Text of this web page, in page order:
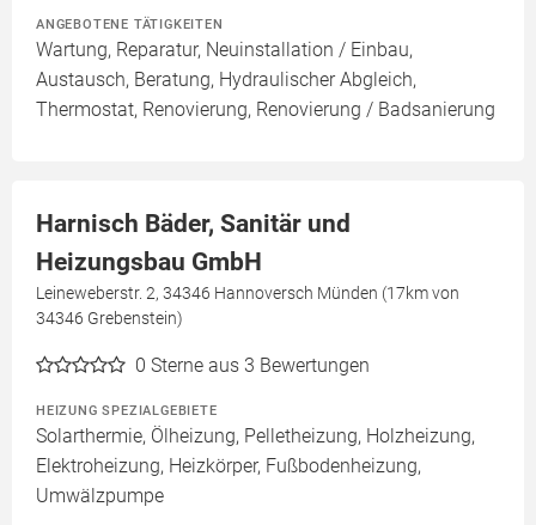
ANGEBOTENE TÄTIGKEITEN
Wartung, Reparatur, Neuinstallation / Einbau,
Austausch, Beratung, Hydraulischer Abgleich,
Thermostat, Renovierung, Renovierung / Badsanierung
Harnisch Bäder, Sanitär und
Heizungsbau GmbH
Leineweberstr. 2, 34346 Hannoversch Münden (17km von
34346 Grebenstein)
0 Sterne aus 3 Bewertungen
HEIZUNG SPEZIALGEBIETE
Solarthermie, Ölheizung, Pelletheizung, Holzheizung,
Elektroheizung, Heizkörper, Fußbodenheizung,
Umwälzpumpe